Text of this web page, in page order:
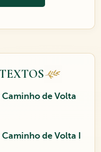
de Volta
de Volta I